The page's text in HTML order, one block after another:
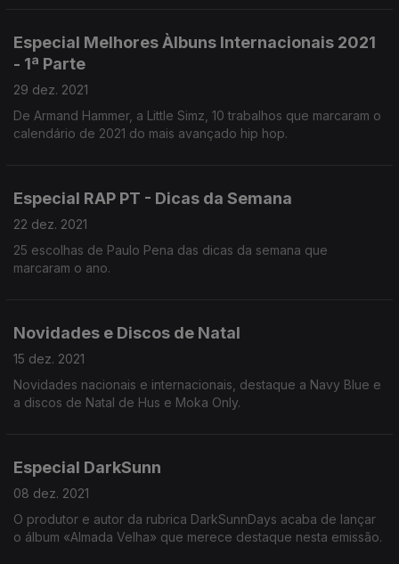
Especial Melhores Àlbuns Internacionais 2021
- 1ª Parte
29 dez. 2021
De Armand Hammer, a Little Simz, 10 trabalhos que marcaram o
calendário de 2021 do mais avançado hip hop.
Especial RAP PT - Dicas da Semana
22 dez. 2021
25 escolhas de Paulo Pena das dicas da semana que
marcaram o ano.
Novidades e Discos de Natal
15 dez. 2021
Novidades nacionais e internacionais, destaque a Navy Blue e
a discos de Natal de Hus e Moka Only.
Especial DarkSunn
08 dez. 2021
O produtor e autor da rubrica DarkSunnDays acaba de lançar
o álbum «Almada Velha» que merece destaque nesta emissão.